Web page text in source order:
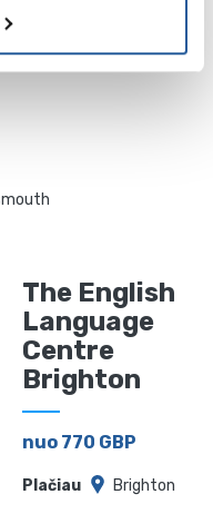
The English
Language
Centre
Brighton
nuo 770 GBP
Plačiau Brighton